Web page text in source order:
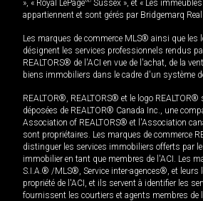
», « Royal LePage
Sussex », et « Les
appartiennent et sont gérés par Bridgemarq
Les marques de commerce MLS® ainsi que
désignent les services professionnels rendus
REALTORS® de l'ACI en vue de l'achat, de la
biens immobiliers dans le cadre d'un système
REALTOR®, REALTORS® et le logo
déposées de REALTOR® Canada Inc., une
Association of REALTORS® et l'Association
sont propriétaires. Les marques de commerce
distinguer les services immobiliers offerts par
immobilier en tant que membres de l'ACI. Les
S.I.A.® /MLS®, Service inter-agences®, et leurs
propriété de l'ACI, et ils servent à identifier les
fournissent les courtiers et agents membres de